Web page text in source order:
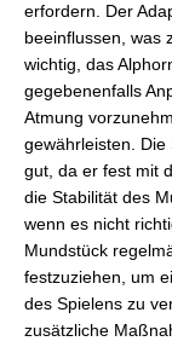
erfordern. Der
beeinflussen, was
wichtig, das
gegebenenfalls
Atmung
gewährleisten. Die
gut, da er fest mit
die Stabilität des
wenn es nicht
Mundstück
festzuziehen, um
des Spielens zu
zusätzliche